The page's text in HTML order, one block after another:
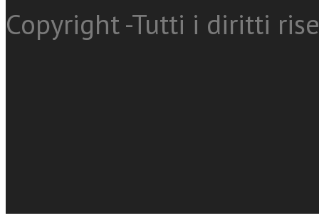
Copyright -Tutti i diritti